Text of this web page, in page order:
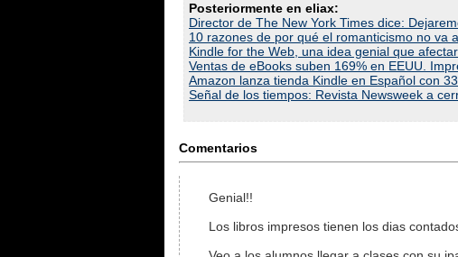
Posteriormente en eliax:
Director de The New York Times dice:
10 razones de por qué el romanticismo no va
Kindle for the Web, una idea genial que
Ventas de eBooks suben 169% en EEUU.
Amazon lanza tienda Kindle en Español con
Señal de los tiempos: Revista Newsweek a
Comentarios
Genial!!
Los libros impresos tienen los dias